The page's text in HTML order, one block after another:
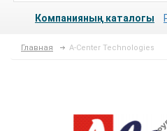
Компанияның каталогы
Главная A-Center Technologies